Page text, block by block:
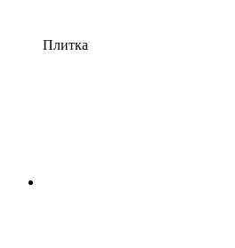
Плитка